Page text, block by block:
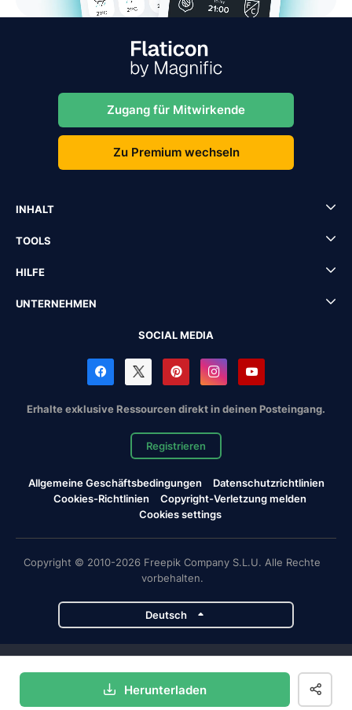
Herunterladen
Zugang für Mitwirkende
Zu Premium wechseln
INHALT
TOOLS
HILFE
UNTERNEHMEN
SOCIAL MEDIA
Erhalte exklusive Ressourcen direkt in deinen Posteingang.
Registrieren
Allgemeine Geschäftsbedingungen
Datenschutzrichtlinien
Cookies-Richtlinien
Copyright-Verletzung melden
Cookies settings
Copyright © 2010-2026 Freepik Company S.L.U. Alle Rechte
vorbehalten.
Deutsch
Magnific Flaticon